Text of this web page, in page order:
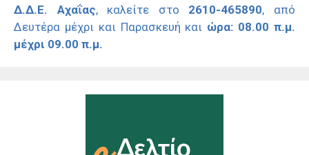
Δ.Δ.Ε. Αχαΐας, καλείτε στο 2610-465890, από
Δευτέρα μέχρι και Παρασκευή και ώρα: 08.00 π.μ.
μέχρι 09.00 π.μ.